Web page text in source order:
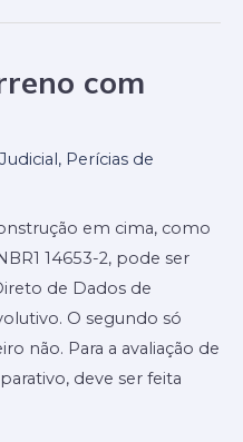
com
, Perícias de
em cima, como
14653-2, pode ser
de Dados de
O segundo só
não. Para a avaliação de
deve ser feita